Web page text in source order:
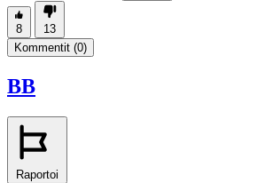
8
13
Kommentit (0)
BB
Raportoi